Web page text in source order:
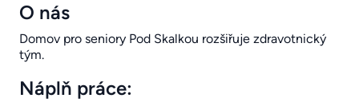
O nás
Domov pro seniory Pod Skalkou rozšiřuje zdravotnický
tým.
Náplň práce: